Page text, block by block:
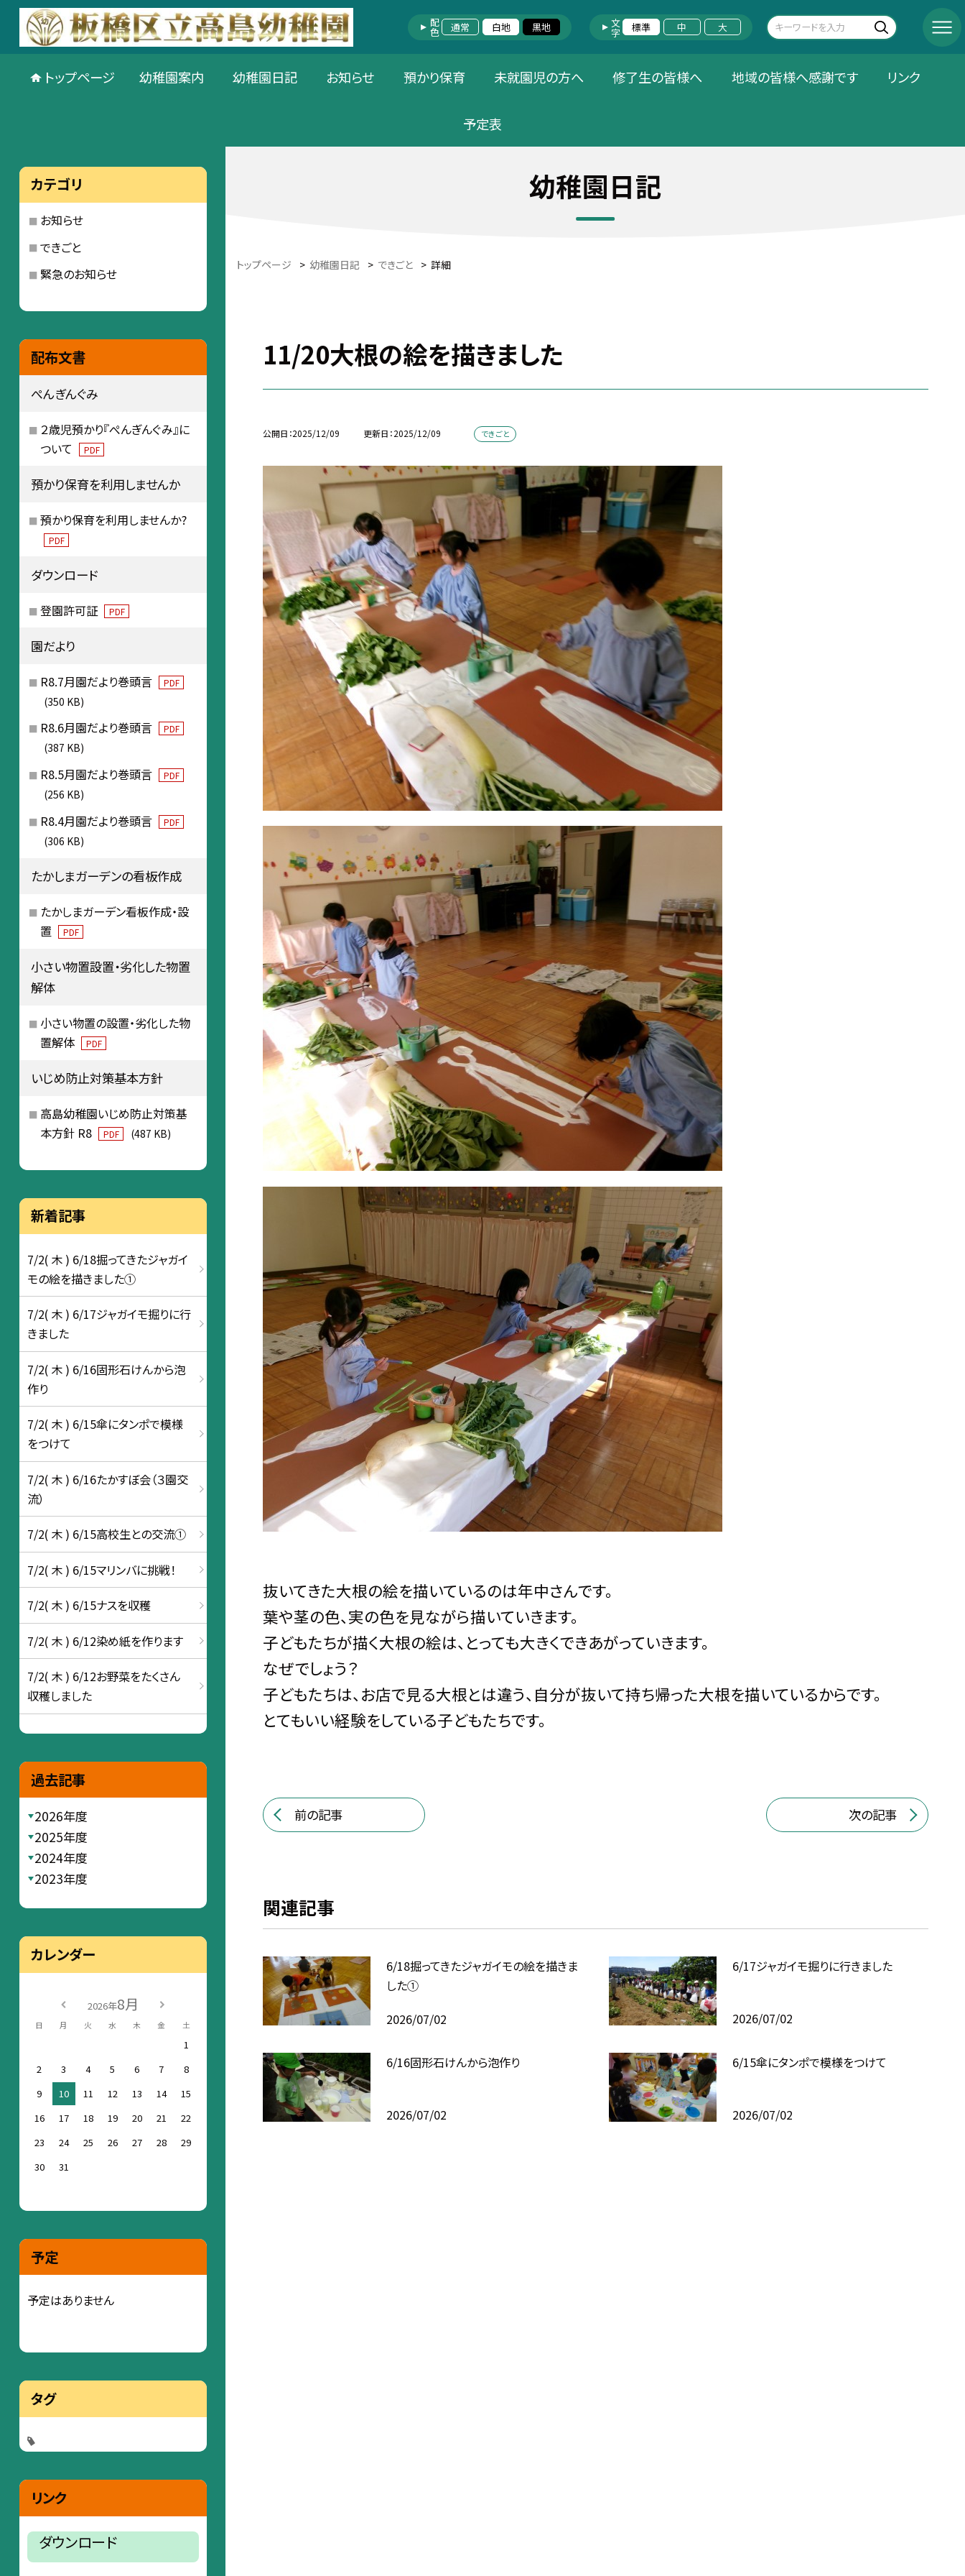
配色 通常 白地 黒地 文字 標準 中 大
トップページ 幼稚園案内 幼稚園日記 お知らせ 預かり保育 未就園児の方へ 修了生の皆様へ 地域の皆様へ感謝です リンク
予定表
幼稚園日記
トップページ > 幼稚園日記 > できごと > 詳細
11/20大根の絵を描きました
公開日 2025/12/09 更新日 2025/12/09 できごと
抜いてきた大根の絵を描いているのは年中さんです。
葉や茎の色、実の色を見ながら描いていきます。
子どもたちが描く大根の絵は、とっても大きくできあがっていきます。
なぜでしょう？
子どもたちは、お店で見る大根とは違う、自分が抜いて持ち帰った大根を描いているからです。
とてもいい経験をしている子どもたちです。
前の記事 次の記事
関連記事
6/18掘ってきたジャガイモの絵を描きま
した①
2026/07/02
6/17ジャガイモ掘りに行きました
2026/07/02
6/16固形石けんから泡作り
2026/07/02
6/15傘にタンポで模様をつけて
2026/07/02
カテゴリ
お知らせ
できごと
緊急のお知らせ
配布文書
ぺんぎんぐみ
２歳児預かり『ぺんぎんぐみ』に
ついて
PDF
預かり保育を利用しませんか
預かり保育を利用しませんか?
PDF
ダウンロード
登園許可証 PDF
園だより
R8.7月園だより巻頭言 PDF
(350 KB)
R8.6月園だより巻頭言 PDF
(387 KB)
R8.5月園だより巻頭言 PDF
(256 KB)
R8.4月園だより巻頭言 PDF
(306 KB)
たかしまガーデンの看板作成
たかしまガーデン看板作成・設
置
PDF
小さい物置設置・劣化した物置
解体
小さい物置の設置・劣化した物
置解体
PDF
いじめ防止対策基本方針
高島幼稚園いじめ防止対策基
本方針 R8
PDF (487 KB)
新着記事
7/2( 木 ) 6/18掘ってきたジャガイ
モの絵を描きました①
7/2( 木 ) 6/17ジャガイモ掘りに行
きました
7/2( 木 ) 6/16固形石けんから泡
作り
7/2( 木 ) 6/15傘にタンポで模様
をつけて
7/2( 木 ) 6/16たかすぼ会（３園交
流）
7/2( 木 ) 6/15高校生との交流①
7/2( 木 ) 6/15マリンバに挑戦！
7/2( 木 ) 6/15ナスを収穫
7/2( 木 ) 6/12染め紙を作ります
7/2( 木 ) 6/12お野菜をたくさん
収穫しました
過去記事
2026年度
2025年度
2024年度
2023年度
カレンダー
2026年8月
日 月 火 水 木 金 土
1
2
3 4 5 6 7
8
9
10 11 12 13 14
15
16
17 18 19 20 21
22
23
24 25 26 27 28
29
30
31
予定
予定はありません
タグ
リンク
ダウンロード